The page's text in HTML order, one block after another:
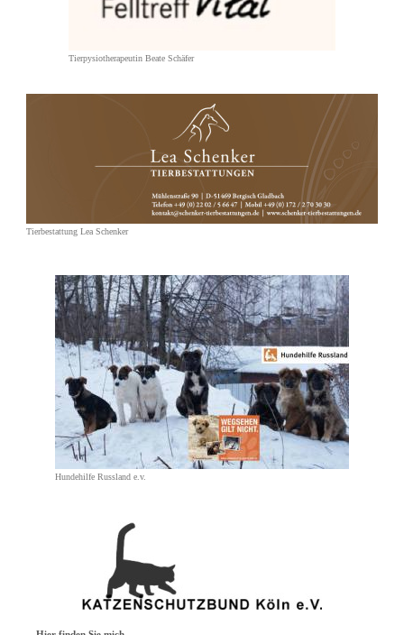
Tierpysiotherapeutin Beate Schäfer
Tierbestattung Lea Schenker
Hundehilfe Russland e.v.